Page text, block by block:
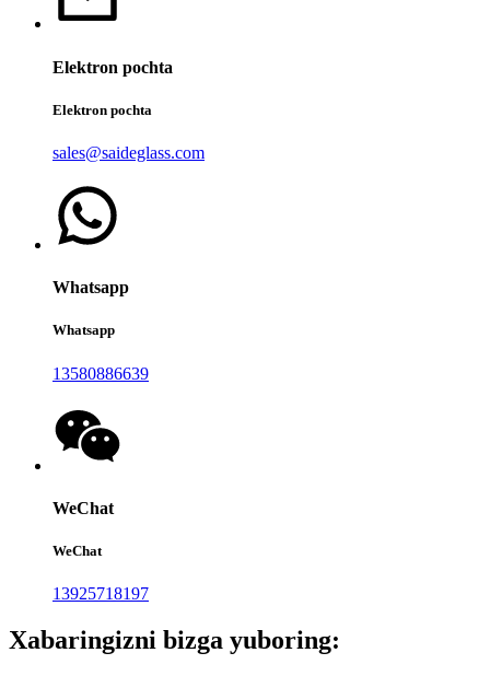
Elektron pochta
Elektron pochta
sales@saideglass.com
Whatsapp
Whatsapp
13580886639
WeChat
WeChat
13925718197
Xabaringizni bizga yuboring: